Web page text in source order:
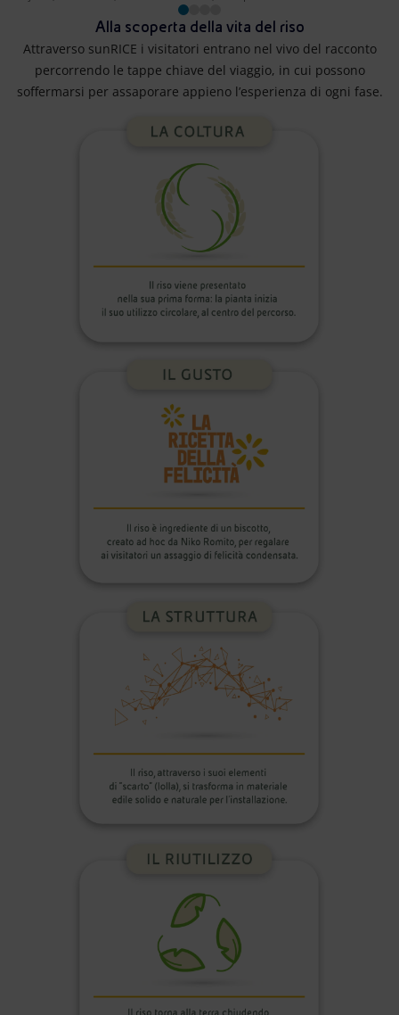
Alla scoperta della vita del riso
Attraverso sunRICE i visitatori entrano nel vivo del racconto
percorrendo le tappe chiave del viaggio, in cui possono
soffermarsi per assaporare appieno l’esperienza di ogni fase.